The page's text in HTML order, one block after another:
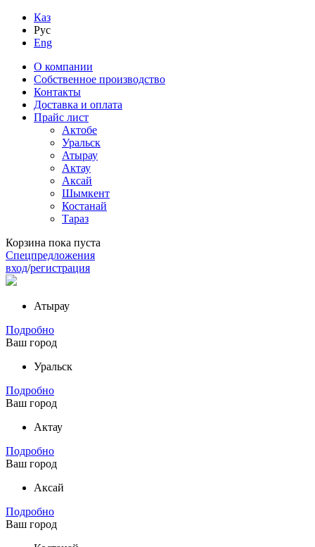
Каз
Рус
Eng
О компании
Собственное производство
Контакты
Доставка и оплата
Прайс лист
Актобе
Уральск
Атырау
Актау
Аксай
Шымкент
Костанай
Тараз
Корзина пока пуста
Спецпредложения
вход/регистрация
Атырау
Подробно
Ваш город
Уральск
Подробно
Ваш город
Актау
Подробно
Ваш город
Аксай
Подробно
Ваш город